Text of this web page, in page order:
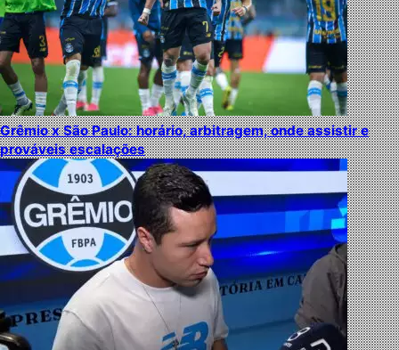
Grêmio x São Paulo: horário, arbitragem, onde assistir e
prováveis escalações